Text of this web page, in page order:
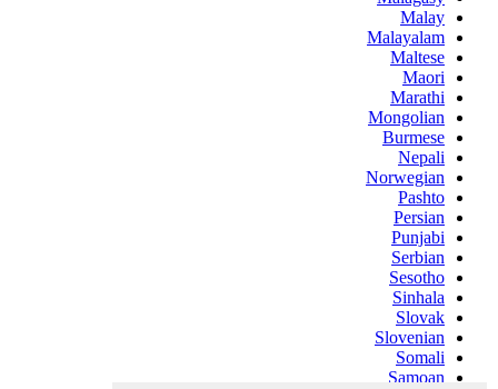
Malay
Malayalam
Maltese
Maori
Marathi
Mongolian
Burmese
Nepali
Norwegian
Pashto
Persian
Punjabi
Serbian
Sesotho
Sinhala
Slovak
Slovenian
Somali
Samoan